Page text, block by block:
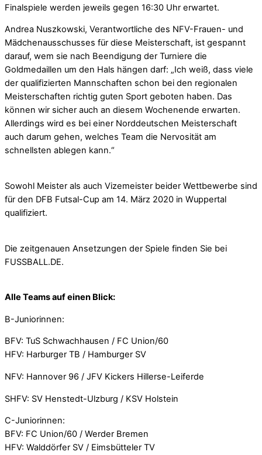
Finalspiele werden jeweils gegen 16:30 Uhr erwartet.
Andrea Nuszkowski, Verantwortliche des NFV-Frauen- und
Mädchenausschusses für diese Meisterschaft, ist gespannt
darauf, wem sie nach Beendigung der Turniere die
Goldmedaillen um den Hals hängen darf: „Ich weiß, dass viele
der qualifizierten Mannschaften schon bei den regionalen
Meisterschaften richtig guten Sport geboten haben. Das
können wir sicher auch an diesem Wochenende erwarten.
Allerdings wird es bei einer Norddeutschen Meisterschaft
auch darum gehen, welches Team die Nervosität am
schnellsten ablegen kann.“
Sowohl Meister als auch Vizemeister beider Wettbewerbe sind
für den DFB Futsal-Cup am 14. März 2020 in Wuppertal
qualifiziert.
Die zeitgenauen Ansetzungen der Spiele finden Sie bei
FUSSBALL.DE.
Alle Teams auf einen Blick:
B-Juniorinnen:
BFV: TuS Schwachhausen / FC Union/60
HFV: Harburger TB / Hamburger SV
NFV: Hannover 96 / JFV Kickers Hillerse-Leiferde
SHFV: SV Henstedt-Ulzburg / KSV Holstein
C-Juniorinnen:
BFV: FC Union/60 / Werder Bremen
HFV: Walddörfer SV / Eimsbütteler TV